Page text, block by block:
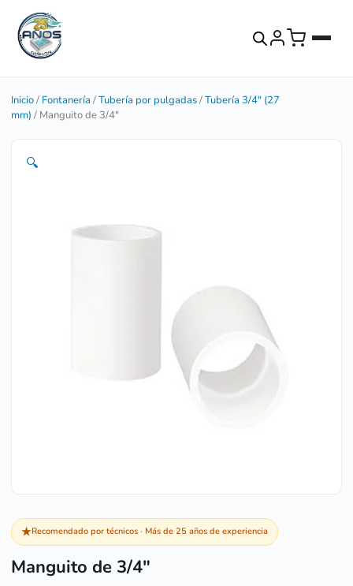
Inicio/ Fontanería /Tubería por pulgadas/Tubería 3/4" (27
mm) / Manguito de 3/4″
🔍
★Recomendado por técnicos · Más de 25 años de experiencia
Manguito de 3/4″